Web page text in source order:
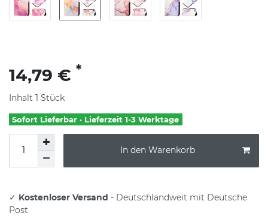
14,79 € *
Inhalt 1 Stück
Sofort Lieferbar · Lieferzeit 1-3 Werktage
In den Warenkorb
✓ Kostenloser Versand - Deutschlandweit mit Deutsche
Post